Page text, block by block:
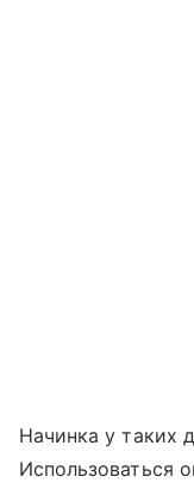
Начинка у таких
Использоваться